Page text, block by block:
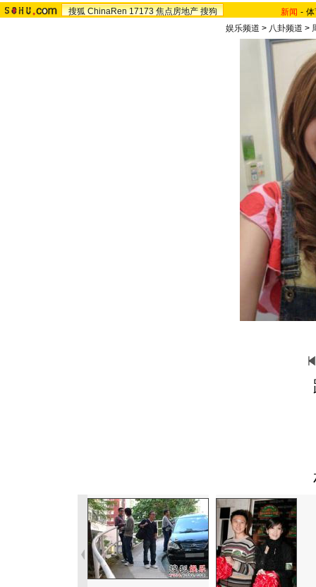
搜狐 ChinaRen 17173 焦点房地产 搜狗 新闻 -
娱乐频道 > 八卦频道 >